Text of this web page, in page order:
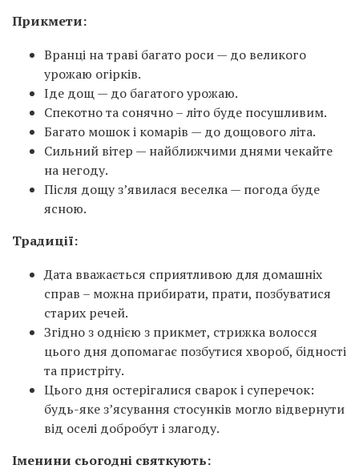
Прикмети:
Вранці на траві багато роси — до великого
урожаю огірків.
Іде дощ — до багатого урожаю.
Спекотно та сонячно – літо буде посушливим.
Багато мошок і комарів — до дощового літа.
Сильний вітер — найближчими днями чекайте
на негоду.
Після дощу з’явилася веселка — погода буде
ясною.
Традиції:
Дата вважається сприятливою для домашніх
справ – можна прибирати, прати, позбуватися
старих речей.
Згідно з однією з прикмет, стрижка волосся
цього дня допомагає позбутися хвороб, бідності
та пристріту.
Цього дня остерігалися сварок і суперечок:
будь-яке з’ясування стосунків могло відвернути
від оселі добробут і злагоду.
Іменини сьогодні святкують: